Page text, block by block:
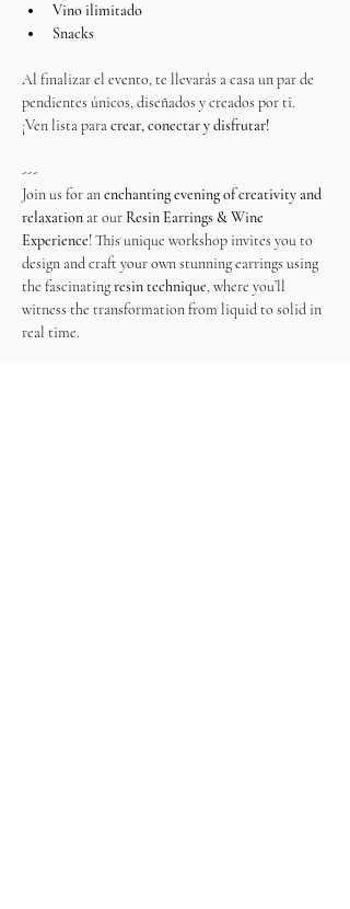
Vino ilimitado
Snacks
Al finalizar el evento, te llevarás a casa un par de
pendientes únicos, diseñados y creados por ti.
¡Ven lista para crear, conectar y disfrutar!
---
Join us for an enchanting evening of creativity and
relaxation at our Resin Earrings & Wine
Experience! This unique workshop invites you to
design and craft your own stunning earrings using
the fascinating resin technique, where you’ll
witness the transformation from liquid to solid in
real time.